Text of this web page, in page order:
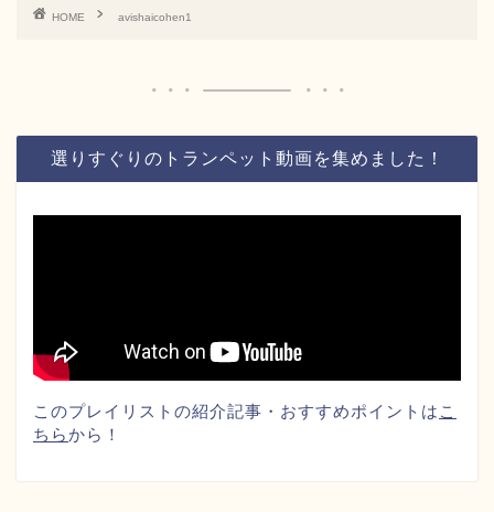
HOME avishaicohen1
選りすぐりのトランペット動画を集めました！
このプレイリストの紹介記事・おすすめポイントは こ
ちらから！